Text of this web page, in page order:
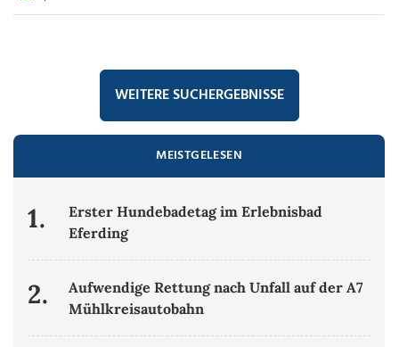
WEITERE SUCHERGEBNISSE
MEISTGELESEN
1.
Erster Hundebadetag im Erlebnisbad
Eferding
2.
Aufwendige Rettung nach Unfall auf der A7
Mühlkreisautobahn